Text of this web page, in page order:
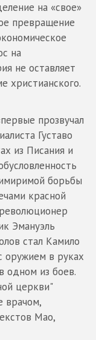
на «свое»
превращение
на
не оставляет
христианского.
прозвучал
Густаво
из Писания и
борьбы
красной
Эмануэль
стал Камило
оружием в руках
одном из боев.
церкви"
врачом,
Мао,